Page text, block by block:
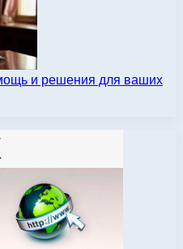
и решения для ваших